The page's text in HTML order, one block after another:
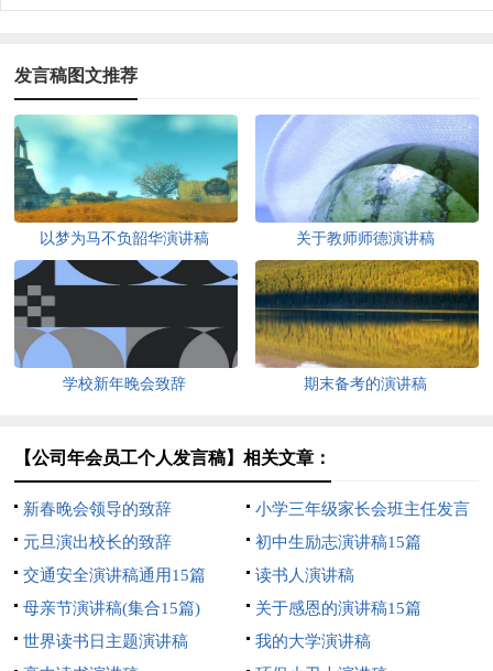
发言稿图文推荐
以梦为马不负韶华演讲稿 关于教师师德演讲稿
学校新年晚会致辞 期末备考的演讲稿
【公司年会员工个人发言稿】相关文章：
新春晚会领导的致辞
小学三年级家长会班主任发言
稿15篇
元旦演出校长的致辞
初中生励志演讲稿15篇
交通安全演讲稿通用15篇
读书人演讲稿
母亲节演讲稿(集合15篇)
关于感恩的演讲稿15篇
世界读书日主题演讲稿
我的大学演讲稿